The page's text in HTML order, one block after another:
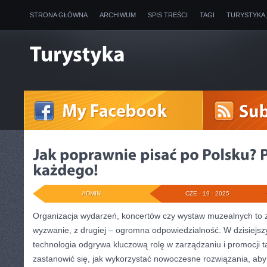
STRONA GŁÓWNA ARCHIWUM SPIS TREŚCI TAGI
CZE - 19 - 2025
ADMIN
Organizacja wydarzeń, koncertów czy wystaw muzealnych to
wyzwanie, z drugiej – ogromna odpowiedzialność. W
technologia odgrywa kluczową rolę w zarządzaniu i promocji
zastanowić się, jak wykorzystać nowoczesne rozwiązania, aby